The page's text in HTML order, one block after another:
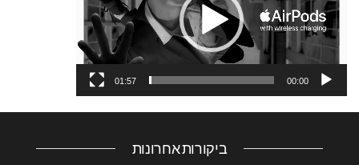
00:00
01:57
ביקורות אחרונות